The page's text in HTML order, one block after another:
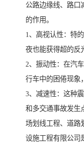
公路边缘线、路口
的作用。
1、高视认性：特
夜也能获得超的反
2、振动性：在汽
行车中的困倦现象
3、减速性：这种
和多交通事故发生
场划线工程、道路
设施工程有限公司